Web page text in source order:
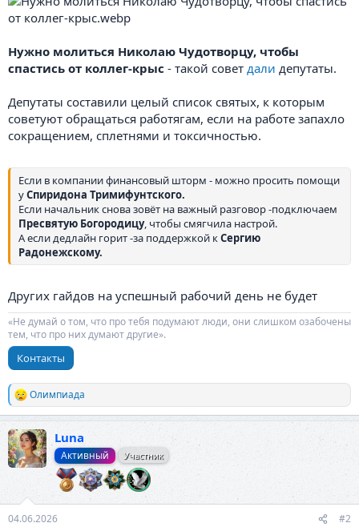
Нужно молиться Николаю Чудотворцу, чтобы
спастись от коллег-крыс - такой совет дали депутаты.
Депутаты составили целый список святых, к которым
советуют обращаться работягам, если на работе запахло
сокращением, сплетнями и токсичностью.
Если в компании финансовый шторм - можно просить помощи
уСпиридона Тримифунтского.
Если начальник снова зовёт на важный разговор -подключаем
Пресвятую Богородицу, чтобы смягчила настрой.
А если дедлайн горит -за поддержкой кСергию
Радонежскому.
Других гайдов на успешный рабочий день не будет
«Не думай о том, что про тебя подумают люди, они слишком озабочены
тем, что про них думают другие».
Контакты
Р
е
к
ц
и
Олимпиада
Luna
Активный Участник
04.06.2026 #2